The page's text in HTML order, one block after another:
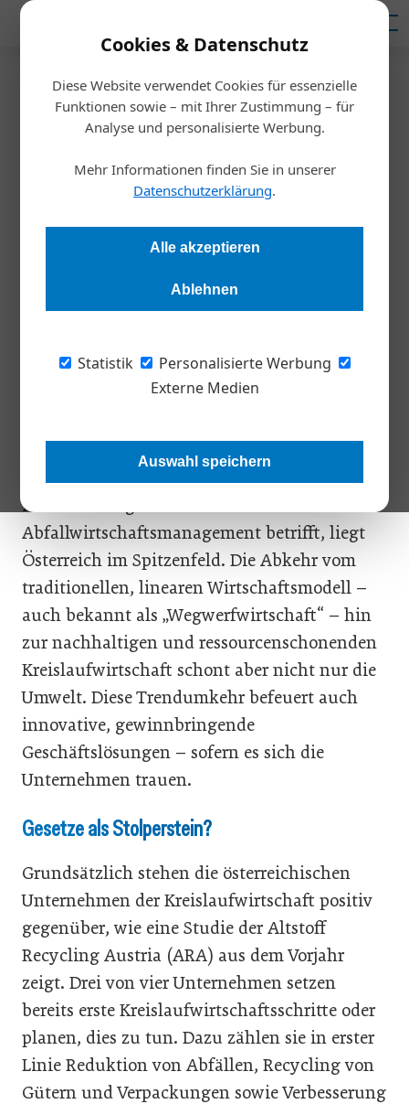
Cookies & Datenschutz
Diese Website verwendet Cookies für essenzielle
Funktionen sowie – mit Ihrer Zustimmung – für
Analyse und personalisierte Werbung.
Mehr Informationen finden Sie in unserer
Datenschutzerklärung.
Alle akzeptieren
Ablehnen
Statistik
Personalisierte Werbung
Externe Medien
Auswahl speichern
Startseite/Nachhaltigkeit
Wirtschaftsfaktor Abfall
Redaktion 31.03.2020, 17:13 Uhr
Kreislaufwirtschaft bedeutet mehr, als nur Abfälle zu
Unternehmen zu innovativen Geschäfts­lösungen verhelfen.
Abfall, der jedes Jahr allein in der ­
Europäischen Union anfällt. Das Potenzial,
auch von heimischen Unternehmen bisher
nur ansatzweise genutzt. Obwohl: Was
Mülltrennung und
Abfallwirtschaftsmanagement betrifft, liegt
Österreich im Spitzenfeld. Die Abkehr vom
traditionellen, ­linearen Wirtschaftsmodell –
auch bekannt als „Wegwerfwirtschaft“ – hin
zur nachhaltigen und ressourcenschonenden
Kreislaufwirtschaft schont aber nicht nur die
Umwelt. Diese Trendumkehr befeuert auch
innovative, gewinnbringende
Geschäftslösungen – sofern es sich die
Unternehmen trauen.
Gesetze als Stolperstein?
Grundsätzlich stehen die österreichischen
Unternehmen der Kreislaufwirtschaft positiv
gegenüber, wie eine Studie der Altstoff
Recycling Austria (ARA) aus dem Vorjahr
zeigt. Drei von vier Unternehmen setzen
bereits erste Kreislaufwirtschaftsschritte oder
planen, dies zu tun. Dazu zählen sie in erster
Linie Reduktion von Abfällen, Recycling von
Gütern und Verpackungen sowie Verbesserung